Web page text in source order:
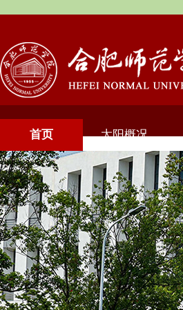
首页 太阳概况